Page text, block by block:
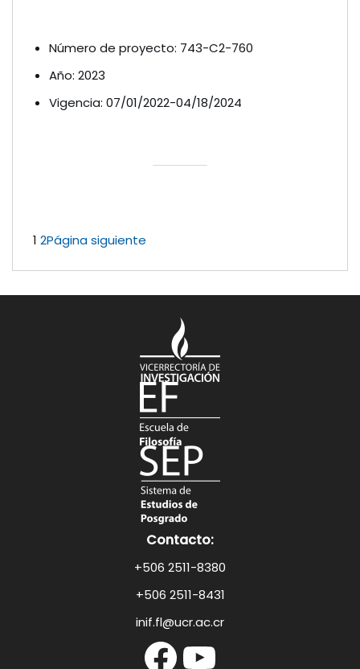
Número de proyecto: 743-C2-760
Año: 2023
Vigencia: 07/01/2022-04/18/2024
1 2Página siguiente
Contacto:
+506 2511-8380
+506 2511-8431
inif.fl@ucr.ac.cr